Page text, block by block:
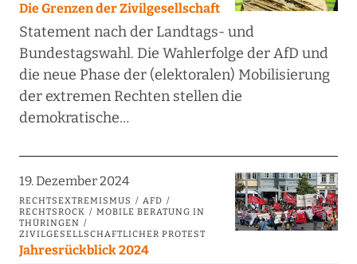
Die Grenzen der Zivilgesellschaft
Statement nach der Landtags- und
Bundestagswahl. Die Wahlerfolge der AfD und
die neue Phase der (elektoralen) Mobilisierung
der extremen Rechten stellen die
demokratische…
19. Dezember 2024
RECHTSEXTREMISMUS
AFD
RECHTSROCK
MOBILE BERATUNG IN
THÜRINGEN
ZIVILGESELLSCHAFTLICHER PROTEST
Jahresrückblick 2024